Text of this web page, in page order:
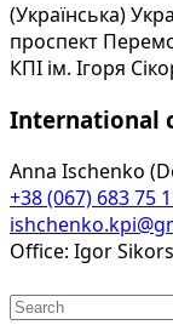
(Українська)
проспект
КПІ ім. Ігоря
International
Anna Ischenko
+38 (067) 683 75
Office: Igor